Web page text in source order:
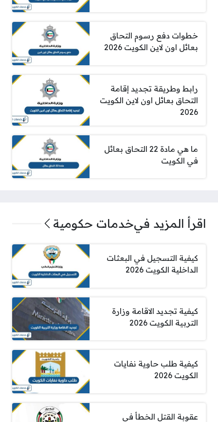
خطوات دفع رسوم التحاق
بعائل اون لاين الكويت 2026
رابط وطريقة تجديد إقامة
التحاق بعائل اون لاين الكويت
2026
ما هي مادة 22 التحاق بعائل
في الكويت
اقرأ المزيد فيخدمات حكومية
كيفية التسجيل في البعثات
الداخلية الكويت 2026
كيفية تجديد الاقامة وزارة
التربية الكويت 2026
كيفية طلب حاوية نفايات
الكويت 2026
عقوبة القتل الخطأ في